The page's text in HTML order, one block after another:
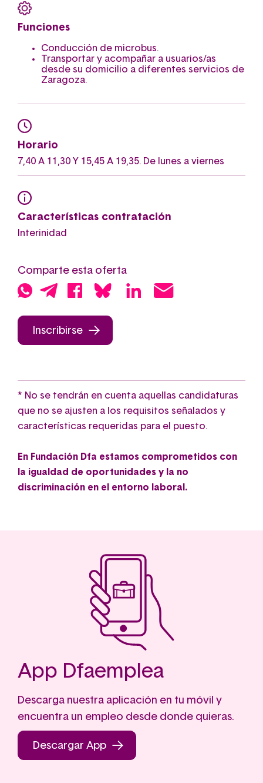
Funciones
Conducción de microbus.
Transportar y acompañar a usuarios/as
desde su domicilio a diferentes servicios de
Zaragoza.
Horario
7,40 A 11,30 Y 15,45 A 19,35. De lunes a viernes
Características contratación
Interinidad
Comparte esta oferta
Inscribirse
* No se tendrán en cuenta aquellas candidaturas
que no se ajusten a los requisitos señalados y
características requeridas para el puesto.
En Fundación Dfa estamos comprometidos con
la igualdad de oportunidades y la no
discriminación en el entorno laboral.
App Dfaemplea
Descarga nuestra aplicación en tu móvil y
encuentra un empleo desde donde quieras.
Descargar App